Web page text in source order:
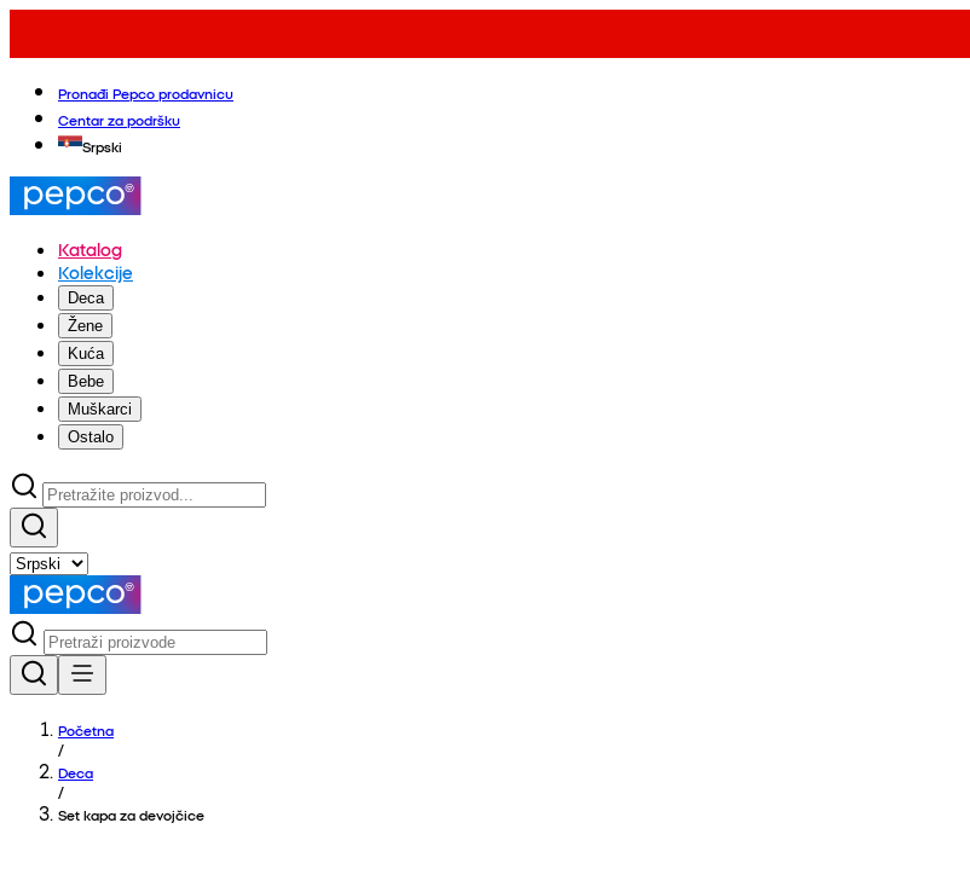
Pronađi Pepco prodavnicu
Centar za podršku
Srpski
Katalog
Kolekcije
Deca
Žene
Kuća
Bebe
Muškarci
Ostalo
Početna
/
Deca
/
Set kapa za devojčice